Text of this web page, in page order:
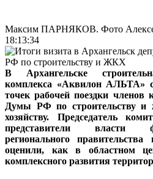
Максим ПАРНЯКОВ. Фото
18:13:34
В Архангельске
комплекса «Аквилон АЛЬТА»
точек рабочей поездки членов
Думы РФ по строительству и
хозяйству. Председатель
представители власти
регионального
оценили, как в областном
комплексного развития